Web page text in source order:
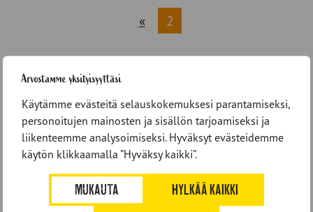
Arvostamme yksityisyyttäsi
Käytämme evästeitä selauskokemuksesi parantamiseksi,
personoitujen mainosten ja sisällön tarjoamiseksi ja
liikenteemme analysoimiseksi. Hyväksyt evästeidemme
käytön klikkaamalla ”Hyväksy kaikki”.
MUKAUTA
HYLKÄÄ KAIKKI
« 2